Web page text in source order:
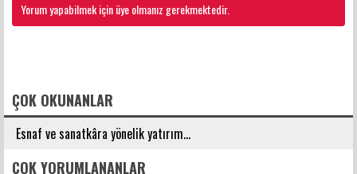
Yorum yapabilmek için üye olmanız gerekmektedir.
ÇOK OKUNANLAR
Esnaf ve sanatkâra yönelik yatırım...
ÇOK YORUMLANANLAR